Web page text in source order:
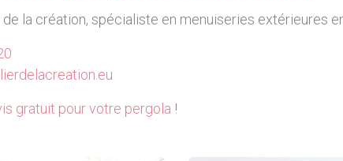
la création, spécialiste en menuiseries extérieures
gratuit pour votre pergola !